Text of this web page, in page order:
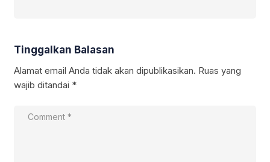
Tinggalkan Balasan
Alamat email Anda tidak akan dipublikasikan. Ruas yang
wajib ditandai *